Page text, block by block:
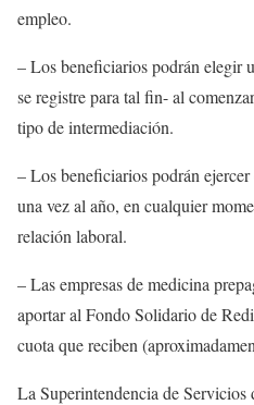
empleo.
– Los beneficiarios podrán elegir
se registre para tal fin- al
tipo de intermediación.
– Los beneficiarios podrán
una vez al año, en cualquier
relación laboral.
– Las empresas de medicina
aportar al Fondo Solidario de
cuota que reciben
La Superintendencia de Servicios